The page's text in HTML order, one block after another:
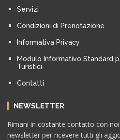
Servizi
Condizioni di Prenotazione
Informativa Privacy
Modulo Informativo Standard
Turistici
Contatti
NEWSLETTER
Rimani in costante contatto con
newsletter per ricevere tutti gli